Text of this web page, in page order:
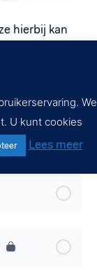
hierbij kan
We
U kunt cookies
Lees meer